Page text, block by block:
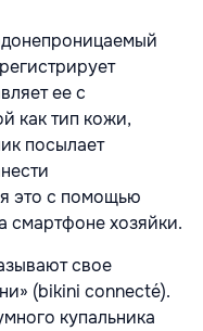
ее с
как тип кожи,
посылает
это с помощью
смартфоне хозяйки.
свое
(bikini connecté).
купальника